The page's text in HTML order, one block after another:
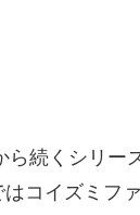
続くシリー
コイズミフ